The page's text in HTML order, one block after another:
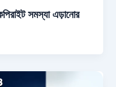
সমস্যা এড়ানোর